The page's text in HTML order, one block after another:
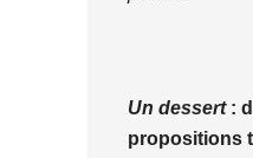
Un dessert :
propositions